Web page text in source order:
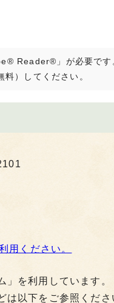
Reader®」が必要です
）してください。
用ください。
を利用しています。
以下をご参照くださ